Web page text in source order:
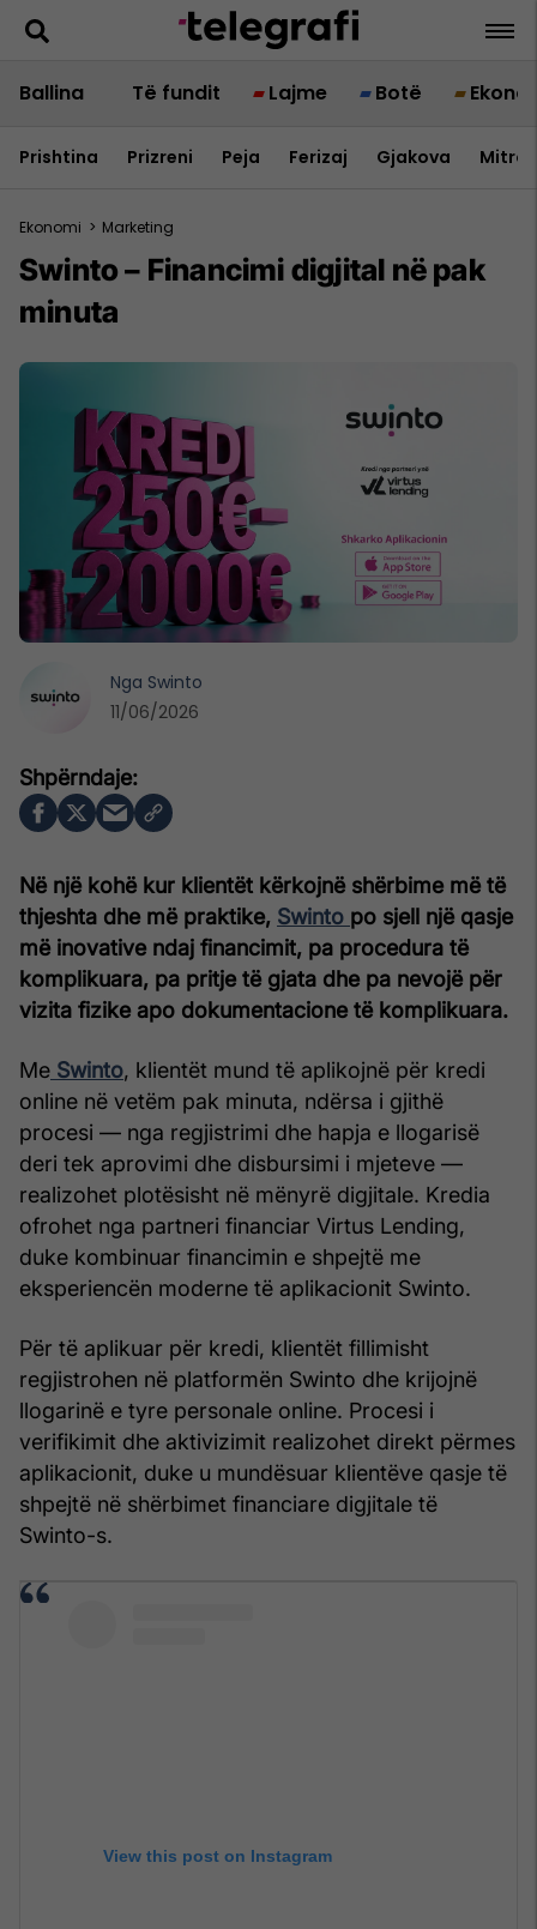
Ballina Të fundit Lajme Botë
Prishtina Prizreni Peja Ferizaj Gjakova
Ekonomi > Marketing
Swinto – Financimi digjital në pak
minuta
Në një kohë kur klientët kërkojnë shërbime më të
thjeshta dhe më praktike, Swinto po sjell një qasje
më inovative ndaj financimit, pa procedura të
komplikuara, pa pritje të gjata dhe pa nevojë për
vizita fizike apo dokumentacione të komplikuara.
Me Swinto, klientët mund të aplikojnë për kredi
online në vetëm pak minuta, ndërsa i gjithë
procesi — nga regjistrimi dhe hapja e llogarisë
deri tek aprovimi dhe disbursimi i mjeteve —
realizohet plotësisht në mënyrë digjitale. Kredia
ofrohet nga partneri financiar Virtus Lending,
duke kombinuar financimin e shpejtë me
eksperiencën moderne të aplikacionit Swinto.
Për të aplikuar për kredi, klientët fillimisht
regjistrohen në platformën Swinto dhe krijojnë
llogarinë e tyre personale online. Procesi i
verifikimit dhe aktivizimit realizohet direkt përmes
aplikacionit, duke u mundësuar klientëve qasje të
shpejtë në shërbimet financiare digjitale të
Swinto-s.
View this post on Instagram
Nga Swinto
11/06/2026